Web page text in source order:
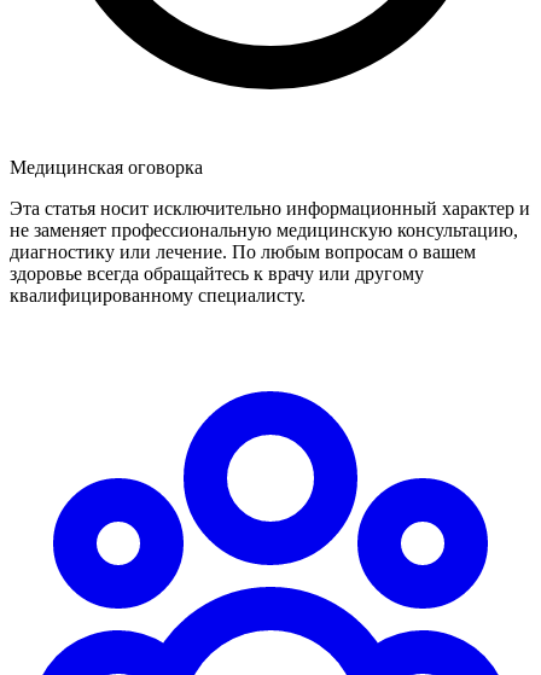
Медицинская оговорка
Эта статья носит исключительно информационный характер и
не заменяет профессиональную медицинскую консультацию,
диагностику или лечение. По любым вопросам о вашем
здоровье всегда обращайтесь к врачу или другому
квалифицированному специалисту.